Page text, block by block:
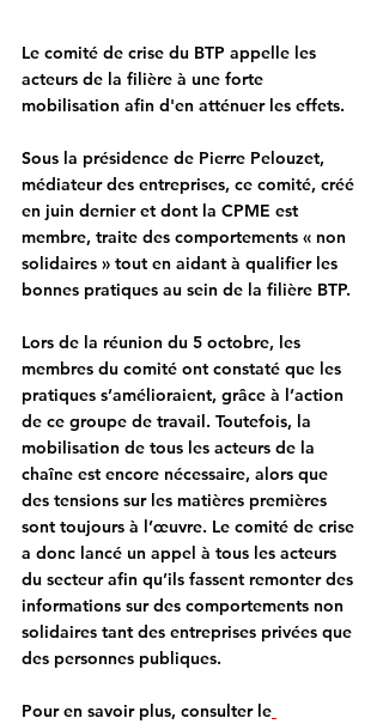
Le comité de crise du BTP appelle les
acteurs de la filière à une forte
mobilisation afin d'en atténuer les effets.
Sous la présidence de Pierre Pelouzet,
médiateur des entreprises, ce comité, créé
en juin dernier et dont la CPME est
membre, traite des comportements « non
solidaires » tout en aidant à qualifier les
bonnes pratiques au sein de la filière BTP.
Lors de la réunion du 5 octobre, les
membres du comité ont constaté que les
pratiques s’amélioraient, grâce à l’action
de ce groupe de travail. Toutefois, la
mobilisation de tous les acteurs de la
chaîne est encore nécessaire, alors que
des tensions sur les matières premières
sont toujours à l’œuvre. Le comité de crise
a donc lancé un appel à tous les acteurs
du secteur afin qu’ils fassent remonter des
informations sur des comportements non
solidaires tant des entreprises privées que
des personnes publiques.
Pour en savoir plus, consulter le